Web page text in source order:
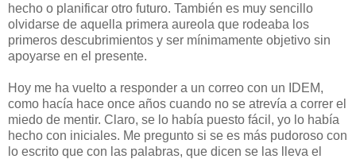
hecho o planificar otro futuro. También es muy sencillo
olvidarse de aquella primera aureola que rodeaba los
primeros descubrimientos y ser mínimamente objetivo sin
apoyarse en el presente.
Hoy me ha vuelto a responder a un correo con un IDEM,
como hacía hace once años cuando no se atrevía a correr el
miedo de mentir. Claro, se lo había puesto fácil, yo lo había
hecho con iniciales. Me pregunto si se es más pudoroso con
lo escrito que con las palabras, que dicen se las lleva el